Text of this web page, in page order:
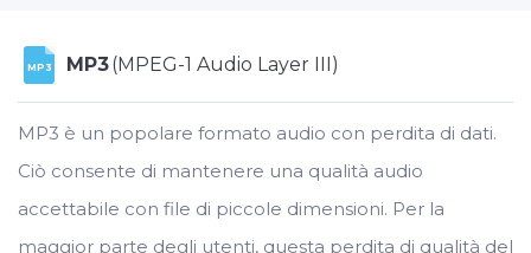
MP3 MP3(MPEG-1 Audio Layer III)
MP3 è un popolare formato audio con perdita di dati.
Ciò consente di mantenere una qualità audio
accettabile con file di piccole dimensioni. Per la
maggior parte degli utenti, questa perdita di qualità del